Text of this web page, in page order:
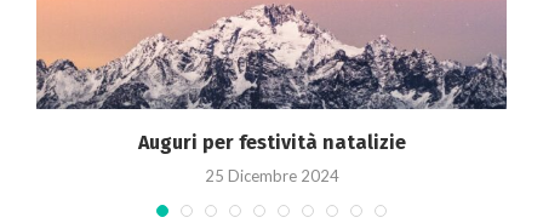
Auguri per festività natalizie
25 Dicembre 2024